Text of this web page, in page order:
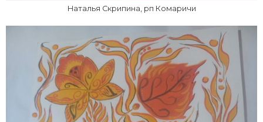
Наталья Скрипина, рп Комаричи